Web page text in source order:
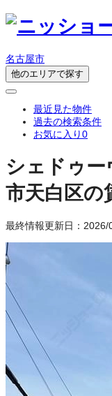
名古屋市
他のエリアで探す
最近見た物件
過去の検索条件
お気に入り0
シェドゥー
市天白区の
最終情報更新日：2026/